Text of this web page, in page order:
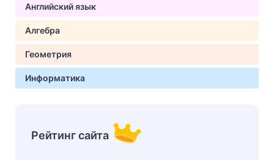
Английский язык
Алгебра
Геометрия
Информатика
Рейтинг сайта